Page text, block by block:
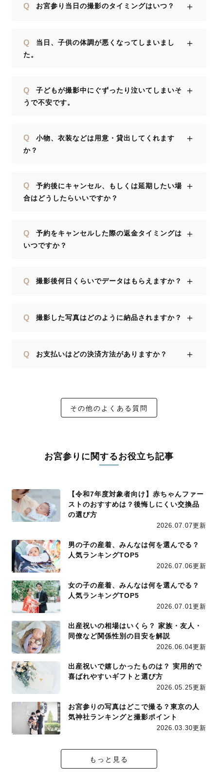
Q お宮参り当日の撮影のタイミングはいつ？ ＋
Q
当日、子供の体調が悪くなってしまいまし
た。
＋
Q
子どもが撮影中にぐずったり泣いてしまいそ
うで不安です。
＋
Q
小物、衣装などは用意・貸出してくれます
か？
＋
Q
予約後にキャンセル、もしくは延期したい場
合はどうしたらいいですか？
＋
Q
予約をキャンセルした際の返金タイミングは
いつですか？
＋
Q 撮影後何日くらいでデータはもらえますか？ ＋
Q 撮影した写真はどのように納品されますか？ ＋
Q お支払いはどの決済方法がありますか？ ＋
その他のよくある質問
お宮参りに関するお役立ち記事
【令和7年度対象者向け】赤ちゃんファー
ストのおすすめは？後悔しにくい交換品
の選び方
2026.07.07更新
男の子の産着、みんなは何を選んでる？
人気ランキングTOP5
2026.07.06更新
女の子の産着、みんなは何を選んでる？
人気ランキングTOP5
2026.07.01更新
出産祝いの相場はいくら？ 家族・友人・
同僚など関係性別の目安を解説
2026.06.04更新
出産祝いで嬉しかったものは？ 実用的で
喜ばれやすいギフトと選び方
2026.05.25更新
お宮参りの写真はどこで撮る？東京の人
気神社ランキングと撮影ポイント
2026.03.30更新
もっと見る